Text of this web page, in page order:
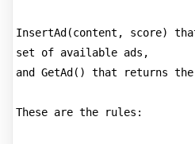
InsertAd(content, score)
set of available ads,
and GetAd() that returns the
These are the rules: